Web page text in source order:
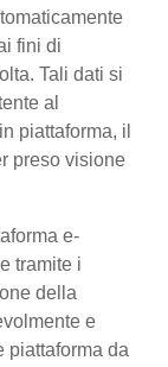
fini di
Tali dati si
al
piattaforma, il
preso visione
e-
tramite i
della
e
piattaforma da